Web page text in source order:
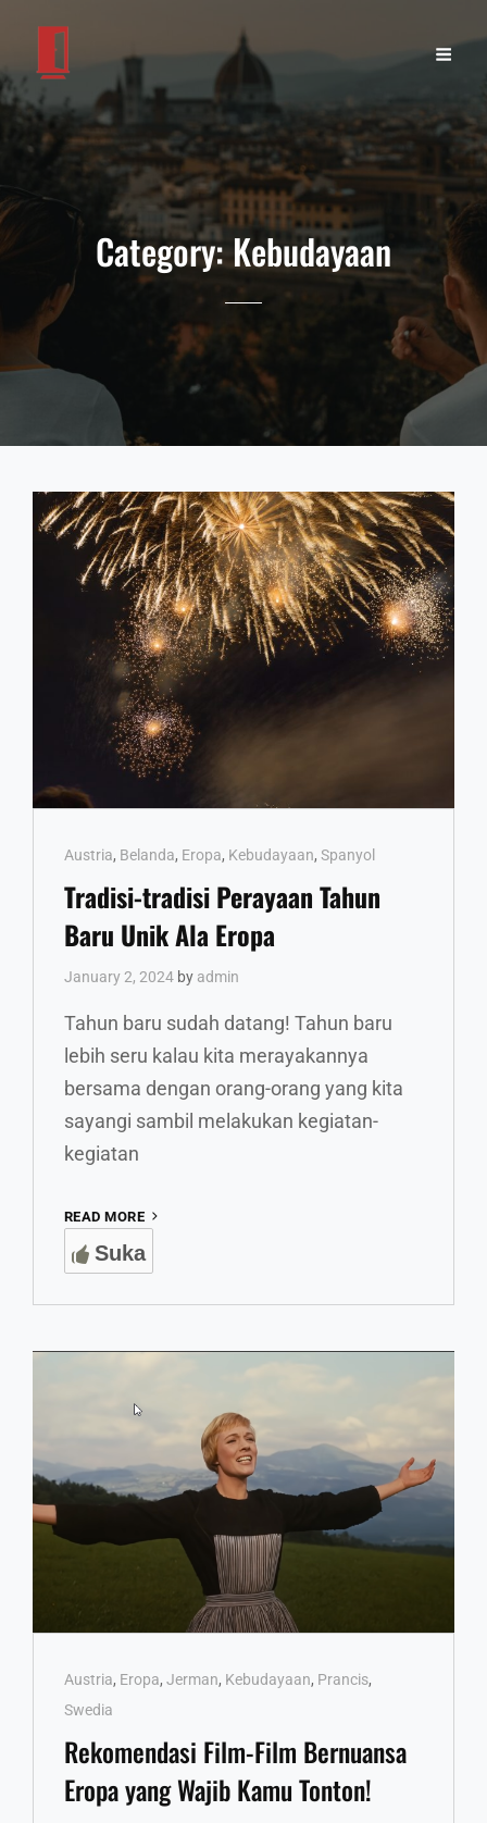
Category:Kebudayaan
Cat
Links
Austria, Belanda, Eropa, Kebudayaan, Spanyol
Tradisi-tradisi Perayaan Tahun
Baru Unik Ala Eropa
January 2, 2024 by admin
Tahun baru sudah datang! Tahun baru
lebih seru kalau kita merayakannya
bersama dengan orang-orang yang kita
sayangi sambil melakukan kegiatan-
kegiatan
READ MORE
BARU
ALA
Suka
Cat
Links
Austria, Eropa, Jerman, Kebudayaan, Prancis,
Swedia
Rekomendasi Film-Film Bernuansa
Eropa yang Wajib Kamu Tonton!